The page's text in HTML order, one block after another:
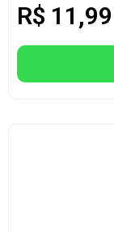
R$ 11,99